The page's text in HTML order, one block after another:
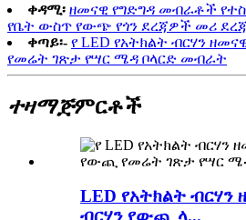
ቀዳሚ፡ ዘመናዊ የግድግዳ መብራቶች
የቤት ውስጥ የውጭ የጎን ደረጃዎች መሪ
ቀጣይ፡- የ LED የአትክልት ብርሃን
የመሬት ገጽታ የሣር ሜዳ ቦላርድ መብራት
ተዛማጅምርቶች
LED የአትክልት ብርሃን